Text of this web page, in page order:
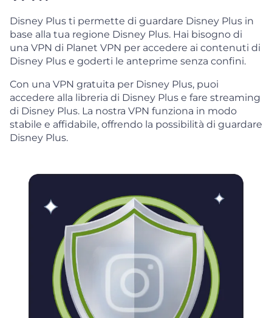
Disney Plus ti permette di guardare Disney Plus in
base alla tua regione Disney Plus. Hai bisogno di
una VPN di Planet VPN per accedere ai contenuti di
Disney Plus e goderti le anteprime senza confini.
Con una VPN gratuita per Disney Plus, puoi
accedere alla libreria di Disney Plus e fare streaming
di Disney Plus. La nostra VPN funziona in modo
stabile e affidabile, offrendo la possibilità di guardare
Disney Plus.